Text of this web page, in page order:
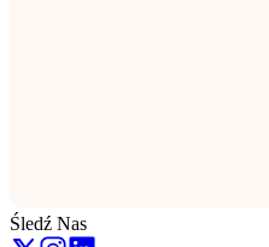
Śledź Nas